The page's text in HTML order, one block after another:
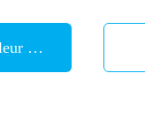
Prix